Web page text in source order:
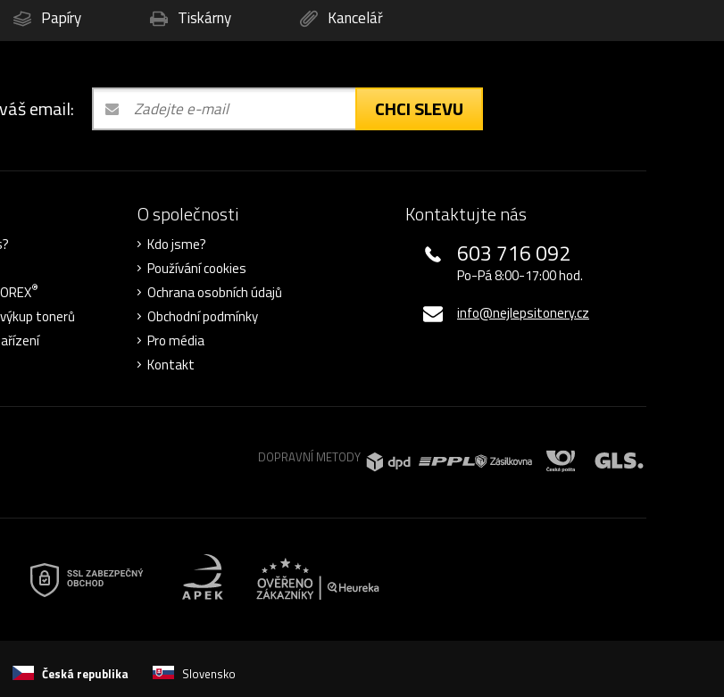
Papíry Tiskárny Kancelář
email: CHCI SLEVU
®
tonerů
O společnosti
Kdo jsme?
Používání cookies
Ochrana osobních údajů
Obchodní podmínky
Pro média
Kontakt
Kontaktujte nás
603 716 092
Po-Pá 8:00-17:00 hod.
info@nejlepsitonery.cz
DOPRAVNÍ METODY
Česká republika Slovensko